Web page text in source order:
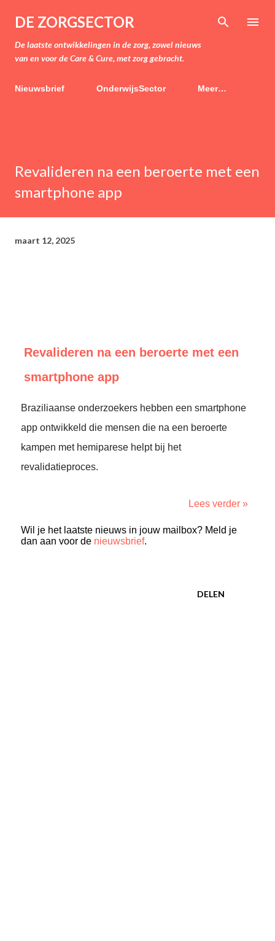
Doorgaan naar hoofdcontent
DE ZORGSECTOR
De laatste ontwikkelingen in de zorg, zowel nieuws
van en voor de Care & Cure, met zorg gebracht.
Nieuwsbrief OnderwijsSector Meer…
Revalideren na een beroerte met een
smartphone app
maart 12, 2025
Revalideren na een beroerte met een
smartphone app
Braziliaanse onderzoekers hebben een smartphone
app ontwikkeld die mensen die na een beroerte
kampen met hemiparese helpt bij het
revalidatieproces.
Lees verder »
Wil je het laatste nieuws in jouw mailbox? Meld je
dan aan voor de nieuwsbrief.
DELEN